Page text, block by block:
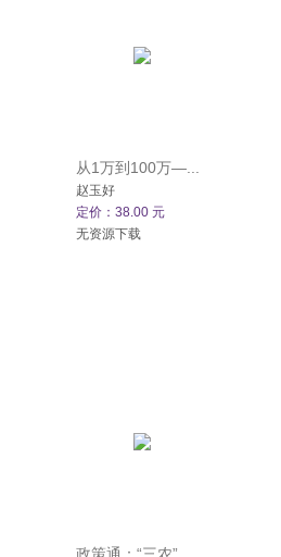
从1万到100万—...
赵玉好
定价：38.00 元
无资源下载